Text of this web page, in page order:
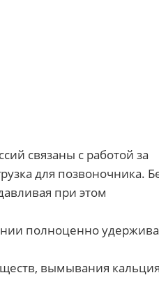
связаны с работой за
для позвоночника.
при этом
полноценно
вымывания